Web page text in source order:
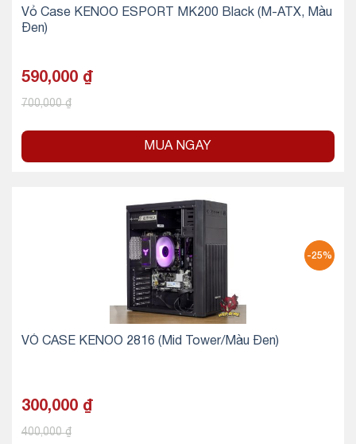
Vỏ Case KENOO ESPORT MK200 Black (M-ATX, Màu
Đen)
590,000 ₫
700,000₫
MUA NGAY
-25%
VỎ CASE KENOO 2816 (Mid Tower/Màu Đen)
300,000 ₫
400,000₫